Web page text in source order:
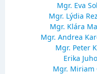
Mgr. Eva
Mgr. Lýdia
Mgr. Klára
Mgr. Andrea
Mgr. Peter
Erika
Mgr. Miriam